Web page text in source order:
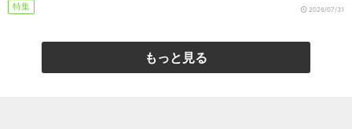
特集 2026/07/31
もっと見る